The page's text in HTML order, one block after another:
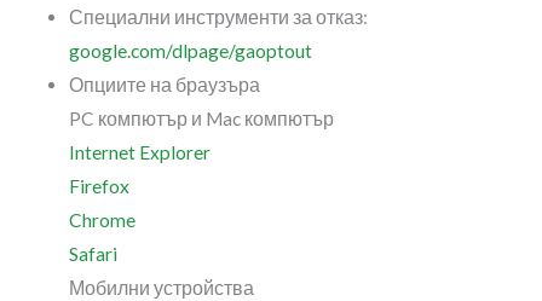
Специални инструменти за отказ:
google.com/dlpage/gaoptout
Опциите на браузъра
PC компютър и Mac компютър
Internet Explorer
Firefox
Chrome
Safari
Мобилни устройства